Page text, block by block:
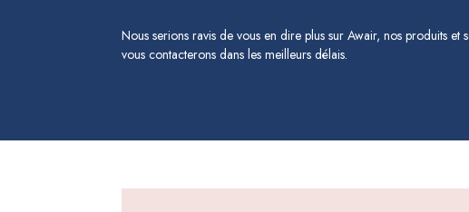
Nous serions ravis de vous en dire plus sur Awair, nos produits
vous contacterons dans les meilleurs délais.